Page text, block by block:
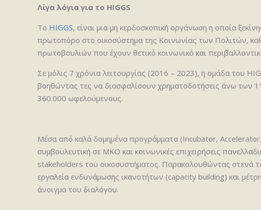
Λίγα λόγια για το HIGGS
Το HIGGS, είναι μια μη κερδοσκοπική οργάνωση η οποία
πρωτοπόρο στο οικοσύστημα της Κοινωνίας των Πολιτών,
πρωτοβουλιών που έχουν θετικό κοινωνικό και
Σε μόλις 7 χρόνια λειτουργίας (2016 – 2023), η ομάδα του
βοηθώντας τες να διασφαλίσουν χρηματοδοτήσεις άνω των
360.000 ωφελούμενους.
Μέσα από καλά δομημένα προγράμματα (Incubator,
συμβουλευτική σε ΜΚΟ και κοινωνικές επιχειρήσεις
stakeholders του οικοσυστήματος. Παρακολουθώντας στενά
εργαλεία ενδυνάμωσης ικανοτήτων (capacity building) και
άνοιγμα του διαλόγου.